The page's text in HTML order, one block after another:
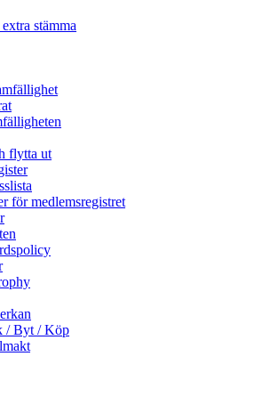
stämma
flytta ut
för medlemsregistret
/ Byt / Köp